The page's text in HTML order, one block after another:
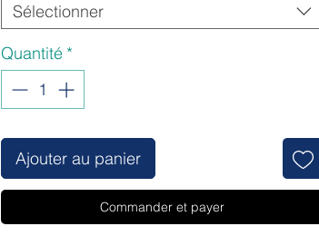
Sélectionner
Quantité *
Ajouter au panier
Commander et payer